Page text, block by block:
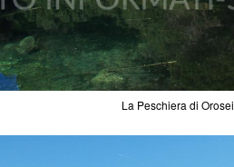
La Peschiera di Orosei